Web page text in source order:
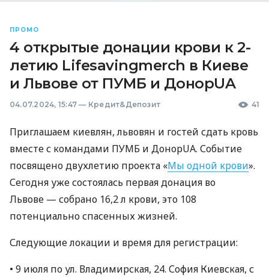
ПРОМО
4 открытые донации крови к 2-
летию Lifesavingmerch в Киеве
и Львове от ПУМБ и ДонорUA
04.07.2024, 15:47 — Кредит&Депозит 41
Приглашаем киевлян, львовян и гостей сдать кровь
вместе с командами ПУМБ и ДонорUA. Событие
посвящено двухлетию проекта «Мы одной крови».
Сегодня уже состоялась первая донация во
Львове — собрано 16,2 л крови, это 108
потенциально спасенных жизней.
Следующие локации и время для регистрации:
• 9 июля по ул. Владимирская, 24. София Киевская, с